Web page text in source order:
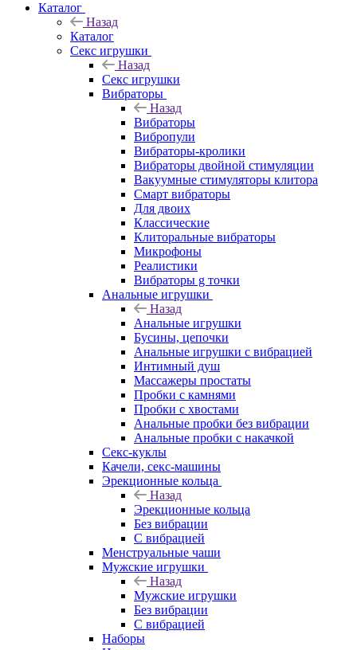
Каталог
Назад
Каталог
Секс игрушки
Назад
Секс игрушки
Вибраторы
Назад
Вибраторы
Вибропули
Вибраторы-кролики
Вибраторы двойной стимуляции
Вакуумные стимуляторы клитора
Смарт вибраторы
Для двоих
Классические
Клиторальные вибраторы
Микрофоны
Реалистики
Вибраторы g точки
Анальные игрушки
Назад
Анальные игрушки
Бусины, цепочки
Анальные игрушки с вибрацией
Интимный душ
Массажеры простаты
Пробки с камнями
Пробки с хвостами
Анальные пробки без вибрации
Анальные пробки с накачкой
Секс-куклы
Качели, секс-машины
Эрекционные кольца
Назад
Эрекционные кольца
Без вибрации
С вибрацией
Менструальные чаши
Мужские игрушки
Назад
Мужские игрушки
Без вибрации
С вибрацией
Наборы